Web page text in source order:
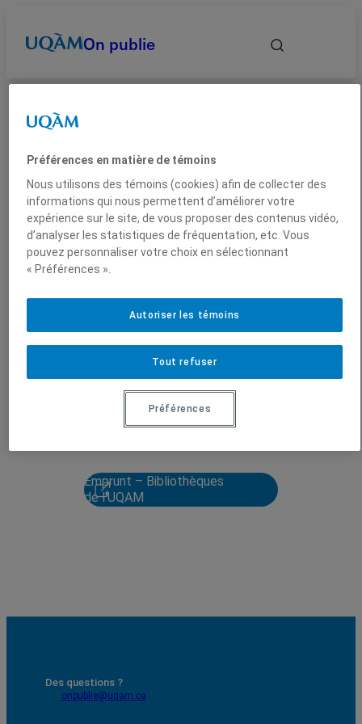
Autrices et auteurs
Date
Domaines
Types
On publie
scolaire
2013Sciences humainesEssai
Le déclin de la culture
scolaire
Marc Turgeon
Emprunt – Bibliothèques
de l'UQAM
Des questions ?
onpublie@uqam.ca
Préférences en matière de témoins
Nous utilisons des témoins (cookies) afin de collecter des
informations qui nous permettent d’améliorer votre
expérience sur le site, de vous proposer des contenus vidéo,
d’analyser les statistiques de fréquentation, etc. Vous
pouvez personnaliser votre choix en sélectionnant
« Préférences ».
Tout refuser
Autoriser les témoins
Préférences